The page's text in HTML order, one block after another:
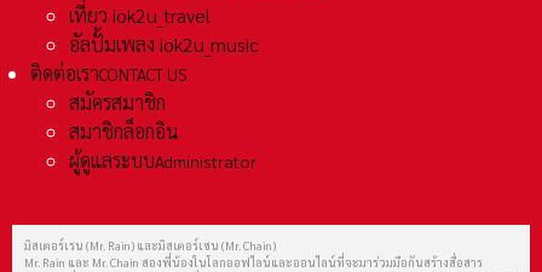
เที่ยว iok2u_travel
อัลปั้มเพลง iok2u_music
ติดต่อเราCONTACT US
สมัครสมาชิก
สมาชิกล็อกอิน
ผู้ดูแลระบบAdministrator
มิสเตอร์เรน (Mr. Rain) และมิสเตอร์เชน (Mr. Chain)
Mr. Rain และ Mr. Chain สองพี่น้องในโลกออฟไลน์และออนไลน์ที่จะมาร่วมมือกันสร้างสื่อสาร